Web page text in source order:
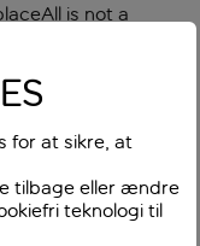
is not a
for at sikre, at
tilbage eller ændre
teknologi til